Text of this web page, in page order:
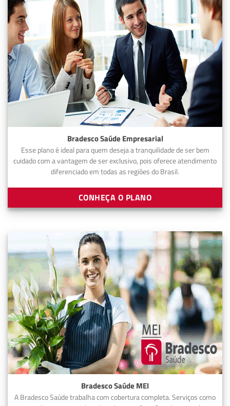
Bradesco Saúde Empresarial
Esse plano é ideal para quem deseja a tranquilidade de ser bem
cuidado com a vantagem de ser exclusivo, pois oferece atendimento
diferenciado em todas as regiões do Brasil.
CONHEÇA O PLANO
Bradesco Saúde MEI
A Bradesco Saúde trabalha com cobertura completa. Serviços como